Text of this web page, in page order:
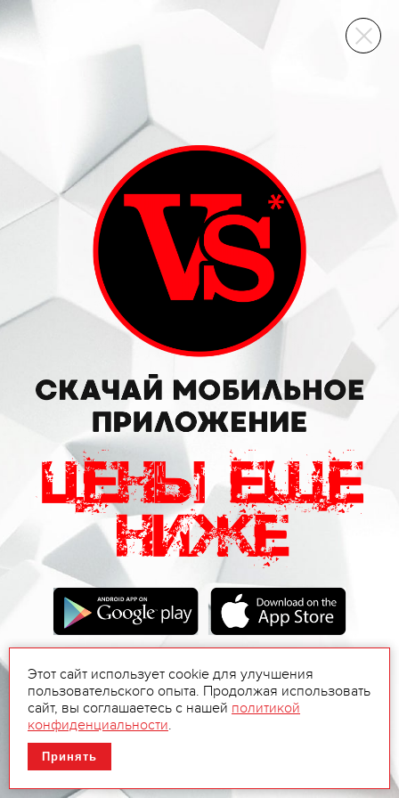
ВИННЫЙ СКЛАД
Этот сайт использует cookie для улучшения
пользовательского опыта. Продолжая использовать
сайт, вы соглашаетесь с нашей политикой
конфиденциальности.
Принять